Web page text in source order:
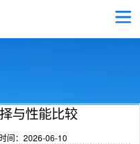
与性能比较​
间：2026-06-10